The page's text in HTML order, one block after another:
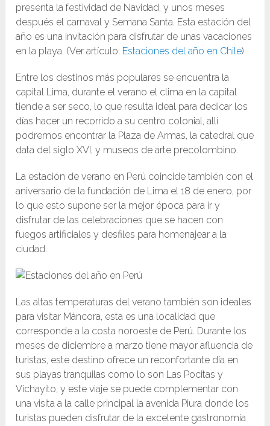
presenta la festividad de Navidad, y unos meses
después el carnaval y Semana Santa. Esta estación del
año es una invitación para disfrutar de unas vacaciones
en la playa. (Ver artículo: Estaciones del año en Chile)
Entre los destinos más populares se encuentra la
capital Lima, durante el verano el clima en la capital
tiende a ser seco, lo que resulta ideal para dedicar los
días hacer un recorrido a su centro colonial, allí
podremos encontrar la Plaza de Armas, la catedral que
data del siglo XVI, y museos de arte precolombino.
La estación de verano en Perú coincide también con el
aniversario de la fundación de Lima el 18 de enero, por
lo que esto supone ser la mejor época para ir y
disfrutar de las celebraciones que se hacen con
fuegos artificiales y desfiles para homenajear a la
ciudad.
Las altas temperaturas del verano también son ideales
para visitar Máncora, esta es una localidad que
corresponde a la costa noroeste de Perú. Durante los
meses de diciembre a marzo tiene mayor afluencia de
turistas, este destino ofrece un reconfortante día en
sus playas tranquilas como lo son Las Pocitas y
Vichayito, y este viaje se puede complementar con
una visita a la calle principal la avenida Piura donde los
turistas pueden disfrutar de la excelente gastronomía